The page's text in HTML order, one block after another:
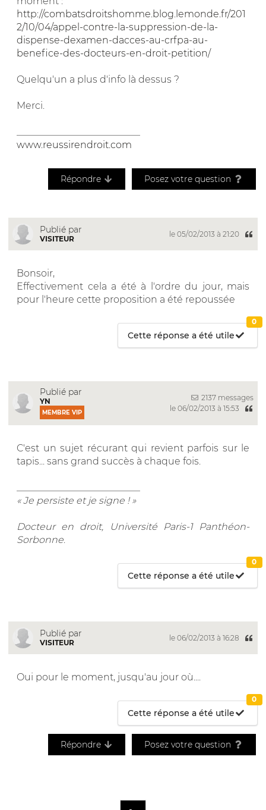
http://combatsdroitshomme.blog.lemonde.fr/201
2/10/04/appel-contre-la-suppression-de-la-
dispense-dexamen-dacces-au-crfpa-au-
benefice-des-docteurs-en-droit-petition/
Quelqu'un a plus d'info là dessus ?
Merci.
www.reussirendroit.com
Répondre Posez votre question
Publié par
VISITEUR
le 05/02/2013 à 21:20
Bonsoir,
Effectivement cela a été à l'ordre du jour, mais
pour l'heure cette proposition a été repoussée
Cette réponse a été utile
0
Publié par
YN
MEMBRE VIP
2137 messages
le 06/02/2013 à 15:53
C'est un sujet récurant qui revient parfois sur le
tapis... sans grand succès à chaque fois.
« Je persiste et je signe ! »
Docteur en droit, Université Paris-1 Panthéon-
Sorbonne
Cette réponse a été utile
0
Publié par
VISITEUR
le 06/02/2013 à 16:28
Oui pour le moment, jusqu'au jour où....
Cette réponse a été utile
0
Répondre Posez votre question